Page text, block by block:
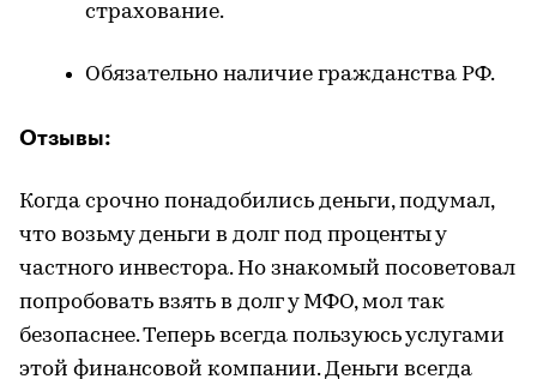
страхование.
Обязательно наличие гражданства РФ.
Отзывы:
Когда срочно понадобились деньги, подумал,
что возьму деньги в долг под проценты у
частного инвестора. Но знакомый посоветовал
попробовать взять в долг у МФО, мол так
безопаснее. Теперь всегда пользуюсь услугами
этой финансовой компании. Деньги всегда